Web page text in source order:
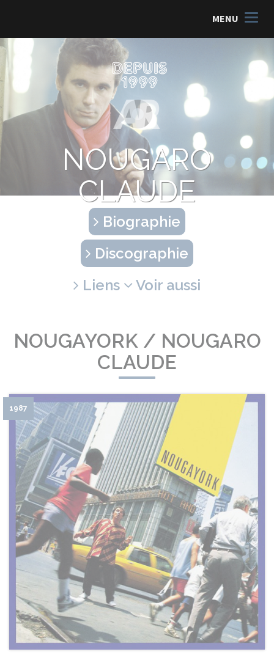
MENU
NOUGARO
CLAUDE
Biographie
Discographie
Liens
Voir aussi
NOUGAYORK / NOUGARO
CLAUDE
1987